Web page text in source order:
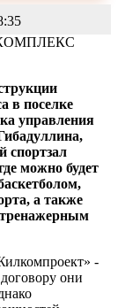
в поселке
управления
спортзал
можно будет
а также
-
они